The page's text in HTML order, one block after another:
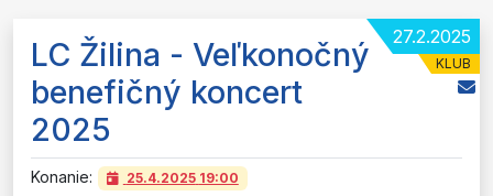
27.2.2025
KLUB
LC Žilina - Veľkonočný
benefičný koncert
2025
Konanie: 25.4.2025 19:00